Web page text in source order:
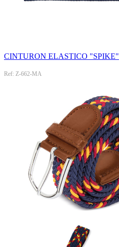
CINTURON ELASTICO "SPIKE"
Ref: Z-662-MA